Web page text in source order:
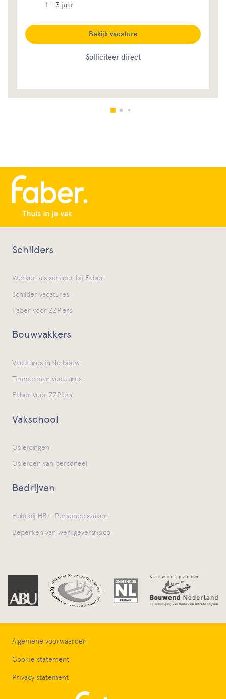
1 - 3 jaar
Solliciteer direct
Bekijk vacature
Schilders
Werken als schilder bij Faber
Schilder vacatures
Faber voor ZZP’ers
Bouwvakkers
Vacatures in de bouw
Timmerman vacatures
Faber voor ZZP’ers
Vakschool
Opleidingen
Opleiden van personeel
Bedrijven
Hulp bij HR – Personeelszaken
Beperken van werkgeversrisico
Algemene voorwaarden
Cookie statement
Privacy statement